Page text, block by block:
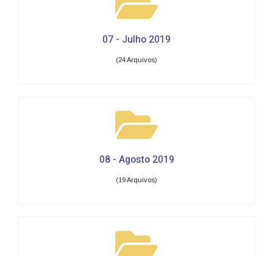
07 - Julho 2019
(24 Arquivos)
08 - Agosto 2019
(19 Arquivos)